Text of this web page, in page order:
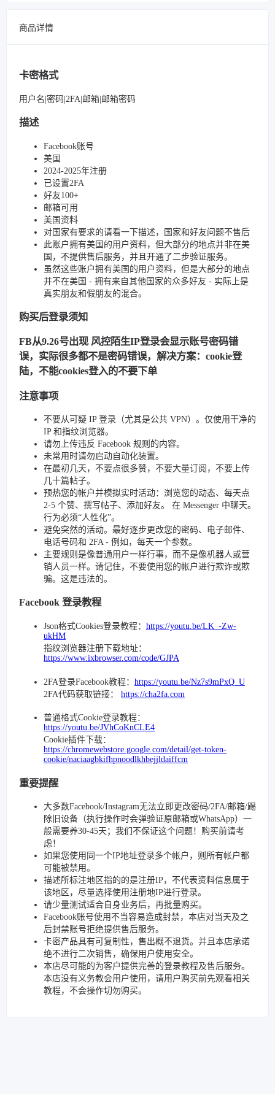
商品详情
卡密格式
用户名|密码|2FA|邮箱|邮箱密码
描述
Facebook账号
美国
2024-2025年注册
已设置2FA
好友100+
邮箱可用
美国资料
对国家有要求的请看一下描述，国家和好友问题不售后
此账户拥有美国的用户资料，但大部分的地点并非在美
国，不提供售后服务，并且开通了二步验证服务。
虽然这些账户拥有美国的用户资料，但是大部分的地点
并不在美国 - 拥有来自其他国家的众多好友 - 实际上是
真实朋友和假朋友的混合。
购买后登录须知
FB从9.26号出现 风控陌生IP登录会显示账号密码错
误，实际很多都不是密码错误，解决方案：cookie登
陆，不能cookies登入的不要下单
注意事项
不要从可疑 IP 登录（尤其是公共 VPN）。仅使用干净的
IP 和指纹浏览器。
请勿上传违反 Facebook 规则的内容。
未常用时请勿启动自动化装置。
在最初几天，不要点很多赞，不要大量订阅，不要上传
几十篇帖子。
预热您的帐户并模拟实时活动：浏览您的动态、每天点
2-5 个赞、撰写帖子、添加好友。 在 Messenger 中聊天。
行为必须“人性化”。
避免突然的活动。最好逐步更改您的密码、电子邮件、
电话号码和 2FA - 例如，每天一个参数。
主要规则是像普通用户一样行事，而不是像机器人或营
销人员一样。请记住，不要使用您的帐户进行欺诈或欺
骗。这是违法的。
Facebook 登录教程
Json格式Cookies登录教程： https://youtu.be/LK_-Zw-
ukHM
指纹浏览器注册下载地址：
https://www.ixbrowser.com/code/GJPA
2FA登录Facebook教程： https://youtu.be/Nz7s9mPxQ_U
2FA代码获取链接： https://cha2fa.com
普通格式Cookie登录教程：
https://youtu.be/JVhCoKnCLE4
Cookie插件下载：
https://chromewebstore.google.com/detail/get-token-
cookie/naciaagbkifhpnoodlkhbejjldaiffcm
重要提醒
大多数Facebook/Instagram无法立即更改密码/2FA/邮箱/踢
除旧设备（执行操作时会弹验证原邮箱或WhatsApp）一
般需要养30-45天；我们不保证这个问题！购买前请考
虑！
如果您使用同一个IP地址登录多个帐户，则所有帐户都
可能被禁用。
描述所标注地区指的的是注册IP，不代表资料信息属于
该地区，尽量选择使用注册地IP进行登录。
请少量测试适合自身业务后，再批量购买。
Facebook账号使用不当容易造成封禁，本店对当天及之
后封禁账号拒绝提供售后服务。
卡密产品具有可复制性，售出概不退货。并且本店承诺
绝不进行二次销售，确保用户使用安全。
本店尽可能的为客户提供完善的登录教程及售后服务。
本店没有义务教会用户使用，请用户购买前先观看相关
教程，不会操作切勿购买。